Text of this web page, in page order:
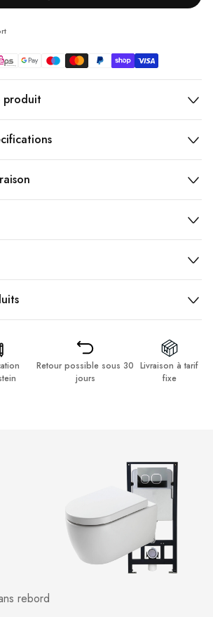
produit
Retour possible sous 30
jours
Livraison à tarif
fixe
rebord